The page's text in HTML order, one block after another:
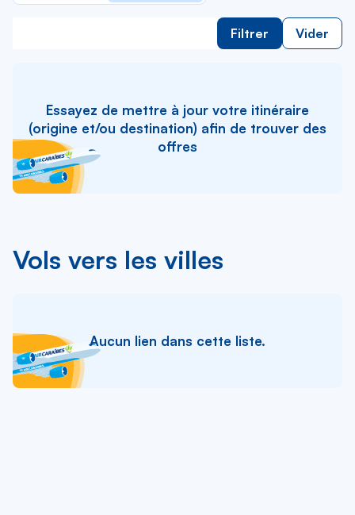
Filtrer Vider
Essayez de mettre à jour votre itinéraire
(origine et/ou destination) afin de trouver des
offres
Vols vers les villes
Aucun lien dans cette liste.